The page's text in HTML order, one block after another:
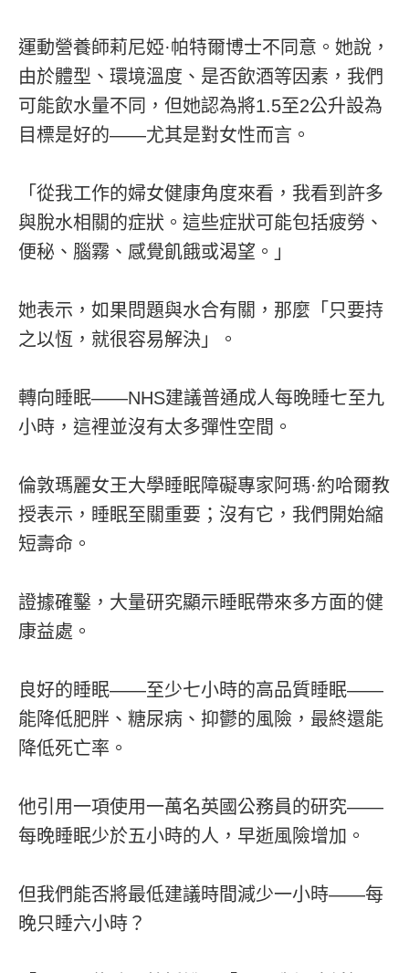
運動營養師莉尼婭·帕特爾博士不同意。她說，
由於體型、環境溫度、是否飲酒等因素，我們
可能飲水量不同，但她認為將1.5至2公升設為
目標是好的——尤其是對女性而言。
「從我工作的婦女健康角度來看，我看到許多
與脫水相關的症狀。這些症狀可能包括疲勞、
便秘、腦霧、感覺飢餓或渴望。」
她表示，如果問題與水合有關，那麼「只要持
之以恆，就很容易解決」。
轉向睡眠——NHS建議普通成人每晚睡七至九
小時，這裡並沒有太多彈性空間。
倫敦瑪麗女王大學睡眠障礙專家阿瑪·約哈爾教
授表示，睡眠至關重要；沒有它，我們開始縮
短壽命。
證據確鑿，大量研究顯示睡眠帶來多方面的健
康益處。
良好的睡眠——至少七小時的高品質睡眠——
能降低肥胖、糖尿病、抑鬱的風險，最終還能
降低死亡率。
他引用一項使用一萬名英國公務員的研究——
每晚睡眠少於五小時的人，早逝風險增加。
但我們能否將最低建議時間減少一小時——每
晚只睡六小時？